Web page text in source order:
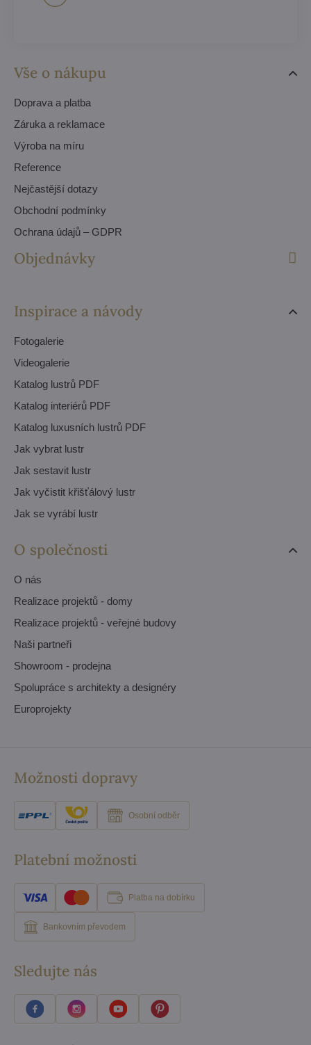
Vše o nákupu
Doprava a platba
Záruka a reklamace
Výroba na míru
Reference
Nejčastější dotazy
Obchodní podmínky
Ochrana údajů – GDPR
Objednávky
Inspirace a návody
Fotogalerie
Videogalerie
Katalog lustrů PDF
Katalog interiérů PDF
Katalog luxusních lustrů PDF
Jak vybrat lustr
Jak sestavit lustr
Jak vyčistit křišťálový lustr
Jak se vyrábí lustr
O společnosti
O nás
Realizace projektů - domy
Realizace projektů - veřejné budovy
Naši partneři
Showroom - prodejna
Spolupráce s architekty a designéry
Europrojekty
Možnosti dopravy
Osobní odběr
Platební možnosti
Platba na dobírku
Bankovním převodem
Sledujte nás